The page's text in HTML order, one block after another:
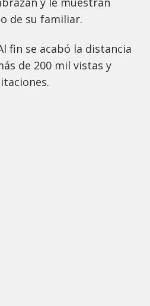
de su familiar.
fin se acabó la distancia
de 200 mil vistas y